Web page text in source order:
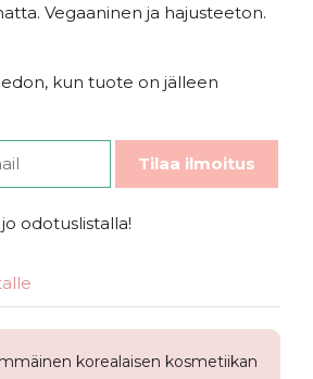
Vegaaninen ja hajusteeton.
kun tuote on jälleen
Tilaa ilmoitus
odotuslistalla!
korealaisen kosmetiikan